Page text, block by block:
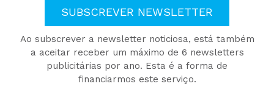
SUBSCREVER NEWSLETTER
Ao subscrever a newsletter noticiosa, está também
a aceitar receber um máximo de 6 newsletters
publicitárias por ano. Esta é a forma de
financiarmos este serviço.